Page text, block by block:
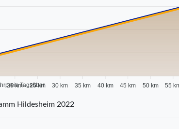
20 km 25 km 30 km 35 km 40 km 45 km 50 km 55
Tagsüber
Hildesheim 2022